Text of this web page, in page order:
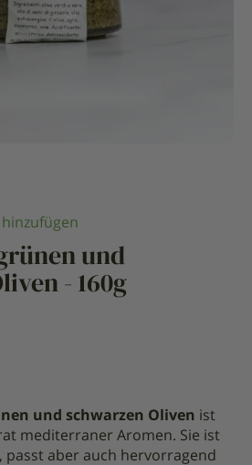
und
- 160g
und schwarzen Oliven ist
mediterraner Aromen. Sie ist
passt aber auch hervorragend